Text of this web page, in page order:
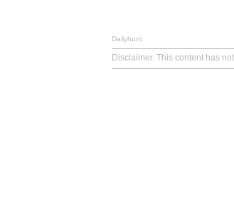
Dailyhunt
Disclaimer: This content has